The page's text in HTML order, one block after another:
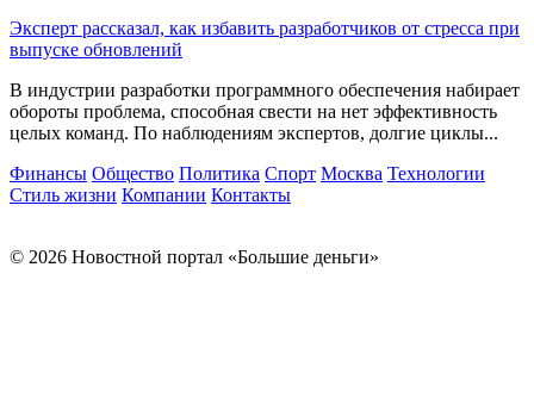
Эксперт рассказал, как избавить разработчиков от стресса при
выпуске обновлений
В индустрии разработки программного обеспечения набирает
обороты проблема, способная свести на нет эффективность
целых команд. По наблюдениям экспертов, долгие циклы...
Финансы Общество Политика Спорт Москва Технологии
Стиль жизни Компании Контакты
© 2026 Новостной портал «Большие деньги»